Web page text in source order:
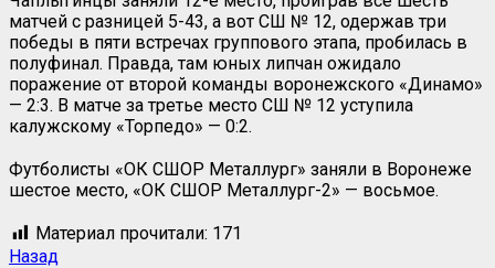
матчей с разницей 5-43, а вот СШ № 12, одержав три
победы в пяти встречах группового этапа, пробилась в
полуфинал. Правда, там юных липчан ожидало
поражение от второй команды воронежского «Динамо»
— 2:3. В матче за третье место СШ № 12 уступила
калужскому «Торпедо» — 0:2.
Футболисты «ОК СШОР Металлург» заняли в Воронеже
шестое место, «ОК СШОР Металлург-2» — восьмое.
Материал прочитали: 171
Назад